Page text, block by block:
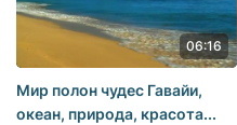
06:16
Мир полон чудес Гавайи,
океан, природа, красота...